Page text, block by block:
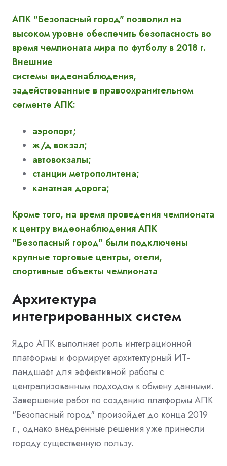
АПК "Безопасный город" позволил на
высоком уровне обеспечить безопасность во
время чемпионата мира по футболу в 2018 г.
Внешние
системы видеонаблюдения,
задействованные в правоохранительном
сегменте АПК:
аэропорт;
ж/д вокзал;
автовокзалы;
станции метрополитена;
канатная дорога;
Кроме того, на время проведения чемпионата
к центру видеонаблюдения АПК
"Безопасный город" были подключены
крупные торговые центры, отели,
спортивные объекты чемпионата
Архитектура
интегрированных систем
Ядро АПК выполняет роль интеграционной
платформы и формирует архитектурный ИТ-
ландшафт для эффективной работы с
централизованным подходом к обмену данными.
Завершение работ по созданию платформы АПК
"Безопасный город" произойдет до конца 2019
г., однако внедренные решения уже принесли
городу существенную пользу.